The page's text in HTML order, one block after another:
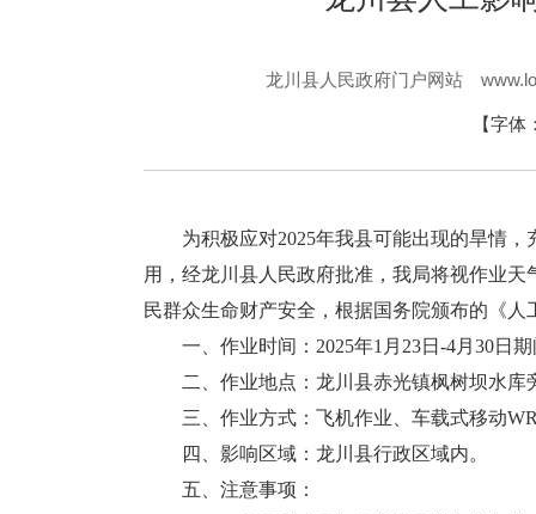
龙川县人民政府门户网站
【字体
为积极应对2025年我县可能出现的旱情，
用，经龙川县人民政府批准，我局将视作业
民群众生命财产安全，根据国务院颁布的《
一、作业时间：2025年1月23日-4月30日期
二、作业地点：龙川县赤光镇枫树坝水库
三、作业方式：飞机作业、车载式移动
四、影响区域：龙川县行政区域内。
五、注意事项：